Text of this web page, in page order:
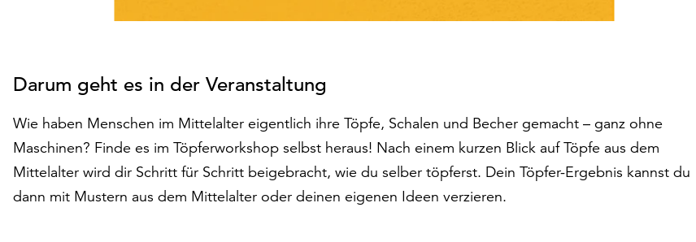
Darum geht es in der Veranstaltung
Wie haben Menschen im Mittelalter eigentlich ihre Töpfe, Schalen und Becher gemacht – ganz ohne
Maschinen? Finde es im Töpferworkshop selbst heraus! Nach einem kurzen Blick auf Töpfe aus dem
Mittelalter wird dir Schritt für Schritt beigebracht, wie du selber töpferst. Dein Töpfer-Ergebnis kannst du
dann mit Mustern aus dem Mittelalter oder deinen eigenen Ideen verzieren.